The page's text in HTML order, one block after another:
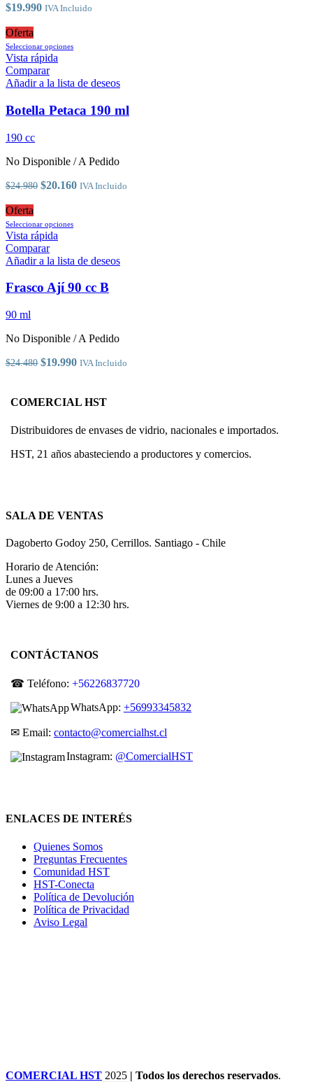
la
producto
$19.990 IVA Incluido
Oferta
Seleccionar opcionesEste
múltiples
Las
opciones
elegir
la
producto
Vista rápida
Comparar
Añadir a la lista de deseos
Botella Petaca 190 ml
190 cc
No Disponible / A Pedido
$24.980 El
era:
$24.980.
$20.160El
IVA Incluido
Oferta
Seleccionar opcionesEste
múltiples
Las
elegir
la
producto
Vista rápida
Comparar
Añadir a la lista de deseos
Frasco Ají 90 cc B
90 ml
No Disponible / A Pedido
$24.480 El
era:
$19.990El
es:
IVA Incluido
COMERCIAL HST
Distribuidores de envases de vidrio, nacionales e importados.
HST, 21 años abasteciendo a productores y comercios.
SALA DE VENTAS
Dagoberto Godoy 250, Cerrillos. Santiago - Chile
Horario de Atención:
Lunes a Jueves
de 09:00 a 17:00 hrs.
Viernes de 9:00 a 12:30 hrs.
CONTÁCTANOS
☎ Teléfono: +56226837720
WhatsApp: +56993345832
✉ Email: contacto@comercialhst.cl
Instagram: @ComercialHST
ENLACES DE INTERÉS
Quienes Somos
Preguntas Frecuentes
Comunidad HST
HST-Conecta
Política de Devolución
Política de Privacidad
Aviso Legal
COMERCIAL HST 2025 | Todos los derechos reservados.